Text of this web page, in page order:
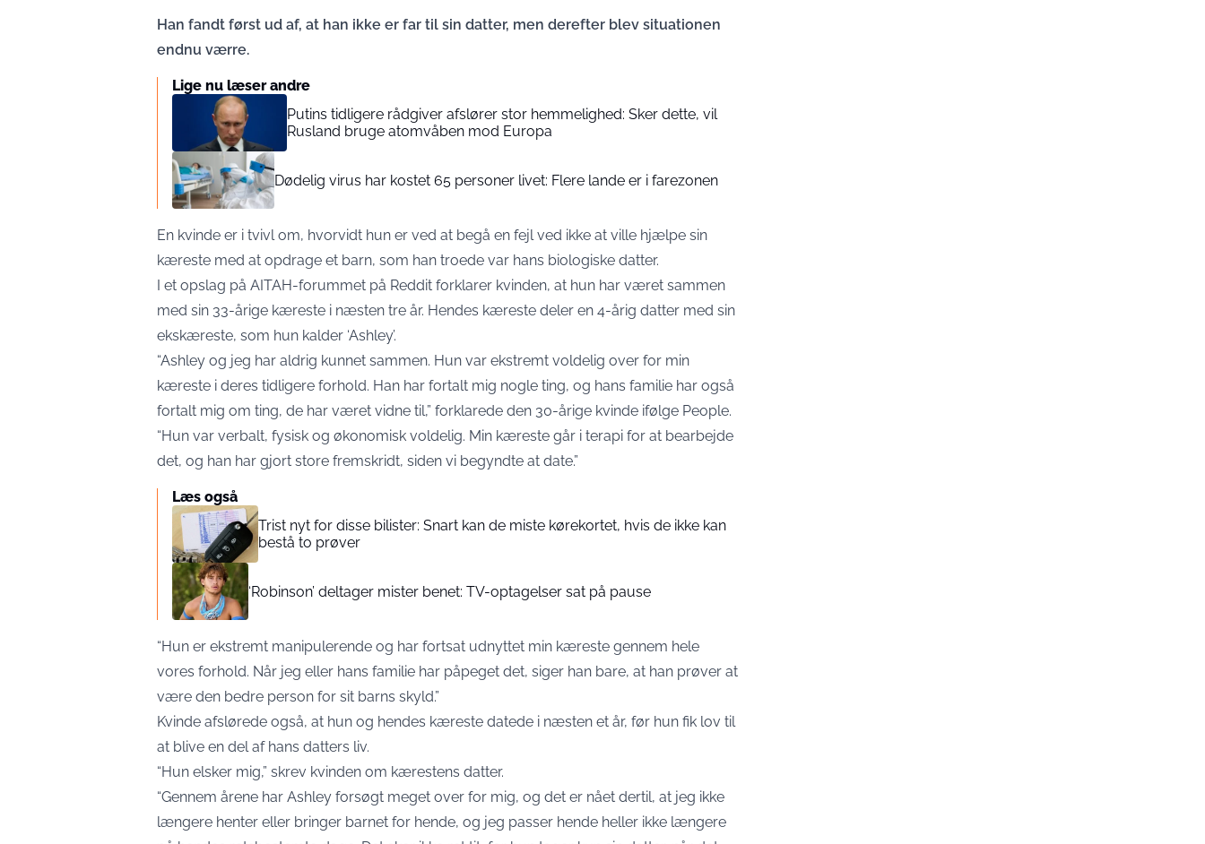
Han fandt først ud af, at han ikke er far til sin datter, men derefter blev situationen
endnu værre.
Lige nu læser andre
Putins tidligere rådgiver afslører stor hemmelighed: Sker dette, vil
Rusland bruge atomvåben mod Europa
Dødelig virus har kostet 65 personer livet: Flere lande er i farezonen
En kvinde er i tvivl om, hvorvidt hun er ved at begå en fejl ved ikke at ville hjælpe sin
kæreste med at opdrage et barn, som han troede var hans biologiske datter.
I et opslag på AITAH-forummet på Reddit forklarer kvinden, at hun har været sammen
med sin 33-årige kæreste i næsten tre år. Hendes kæreste deler en 4-årig datter med sin
ekskæreste, som hun kalder ‘Ashley’.
“Ashley og jeg har aldrig kunnet sammen. Hun var ekstremt voldelig over for min
kæreste i deres tidligere forhold. Han har fortalt mig nogle ting, og hans familie har også
fortalt mig om ting, de har været vidne til,” forklarede den 30-årige kvinde ifølge People.
“Hun var verbalt, fysisk og økonomisk voldelig. Min kæreste går i terapi for at bearbejde
det, og han har gjort store fremskridt, siden vi begyndte at date.”
Læs også
Trist nyt for disse bilister: Snart kan de miste kørekortet, hvis de ikke kan
bestå to prøver
‘Robinson’ deltager mister benet: TV-optagelser sat på pause
“Hun er ekstremt manipulerende og har fortsat udnyttet min kæreste gennem hele
vores forhold. Når jeg eller hans familie har påpeget det, siger han bare, at han prøver at
være den bedre person for sit barns skyld.”
Kvinde afslørede også, at hun og hendes kæreste datede i næsten et år, før hun fik lov til
at blive en del af hans datters liv.
“Hun elsker mig,” skrev kvinden om kærestens datter.
“Gennem årene har Ashley forsøgt meget over for mig, og det er nået dertil, at jeg ikke
længere henter eller bringer barnet for hende, og jeg passer hende heller ikke længere